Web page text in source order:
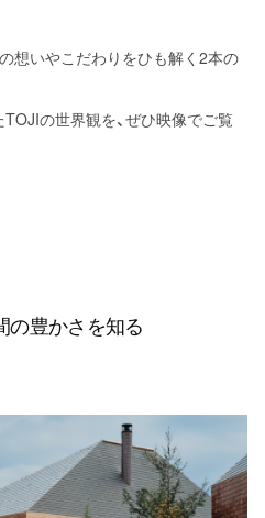
想いやこだわりをひも解く2本の
の世界観を、ぜひ映像でご覧
の豊かさを知る